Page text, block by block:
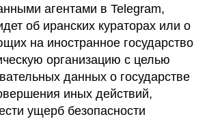
агентами в Telegram,
об иранских кураторах или о
на иностранное государство
организацию с целью
данных о государстве
иных действий,
ущерб безопасности